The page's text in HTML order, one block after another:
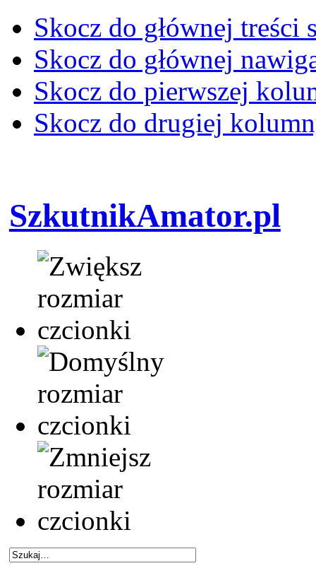
Skocz do głównej treści
Skocz do głównej
Skocz do pierwszej
Skocz do drugiej
SzkutnikAmator.pl